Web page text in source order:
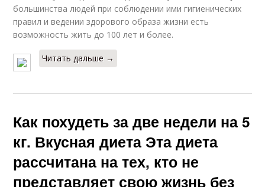
большинства людей при соблюдении ими гигиенических
правил и ведении здорового образа жизни есть
возможность жить до 100 лет и более.
Читать дальше →
Как похудеть за две недели на 5
кг. Вкусная диета Эта диета
рассчитана на тех, кто не
представляет свою жизнь без